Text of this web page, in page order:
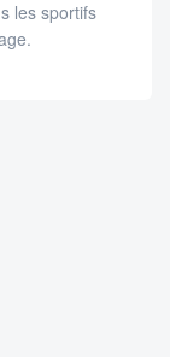
les sportifs